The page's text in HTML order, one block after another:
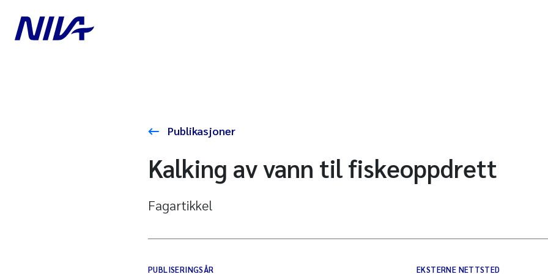
Publikasjoner
Kalking av vann til fiskeoppdrett
Fagartikkel
PUBLISERINGSÅR
EKSTERNE NETTSTED